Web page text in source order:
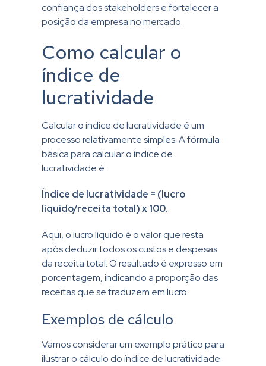
confiança dos stakeholders e fortalecer a
posição da empresa no mercado.
Como calcular o
índice de
lucratividade
Calcular o índice de lucratividade é um
processo relativamente simples. A fórmula
básica para calcular o índice de
lucratividade é:
Índice de lucratividade = (lucro
líquido/receita total) x 100.
Aqui, o lucro líquido é o valor que resta
após deduzir todos os custos e despesas
da receita total. O resultado é expresso em
porcentagem, indicando a proporção das
receitas que se traduzem em lucro.
Exemplos de cálculo
Vamos considerar um exemplo prático para
ilustrar o cálculo do índice de lucratividade.